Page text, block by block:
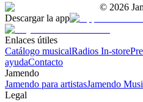
© 2026
Descargar la app
Enlaces útiles
Catálogo musicalRadios In-store
ayudaContacto
Jamendo
Jamendo para artistasJamendo
Legal